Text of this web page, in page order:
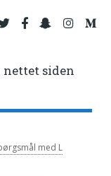
nettet siden
med L